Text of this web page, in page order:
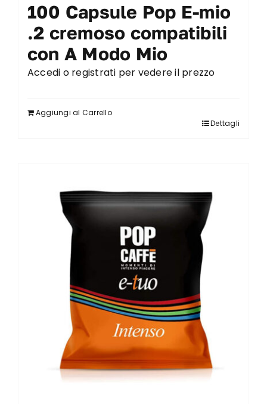
100 Capsule Pop E-mio
.2 cremoso compatibili
con A Modo Mio
Accedi o registrati per vedere il prezzo
Aggiungi al Carrello
Dettagli